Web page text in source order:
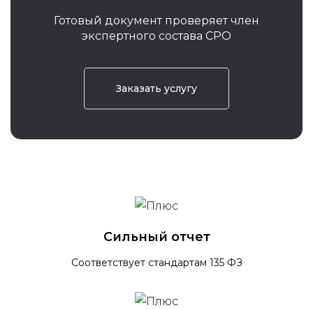
Готовый документ проверяет член
экспертного состава СРО
Заказать услугу
Сильный отчет
Соответствует стандартам 135 ФЗ